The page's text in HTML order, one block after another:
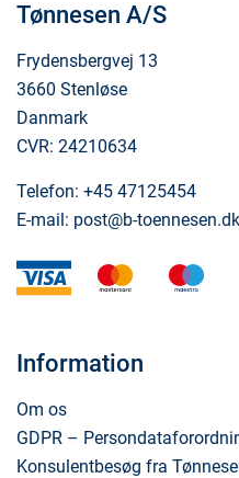
Tønnesen A/S
Frydensbergvej 13
3660 Stenløse
Danmark
CVR: 24210634
Telefon: +45 47125454
E-mail: post@b-toennesen.dk
visa mastercard
Information
Om os
GDPR –
Konsulentbesøg fra